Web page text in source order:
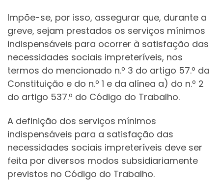
Impõe-se, por isso, assegurar que, durante a
greve, sejam prestados os serviços mínimos
indispensáveis para ocorrer à satisfação das
necessidades sociais impreteríveis, nos
termos do mencionado n.º 3 do artigo 57.º da
Constituição e do n.º 1 e da alínea a) do n.º 2
do artigo 537.º do Código do Trabalho.
A definição dos serviços mínimos
indispensáveis para a satisfação das
necessidades sociais impreteríveis deve ser
feita por diversos modos subsidiariamente
previstos no Código do Trabalho.